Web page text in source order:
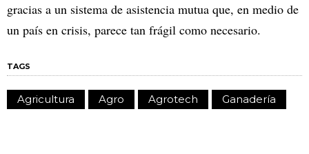
gracias a un sistema de asistencia mutua que, en medio de
un país en crisis, parece tan frágil como necesario.
TAGS
Agricultura Agro Agrotech Ganadería